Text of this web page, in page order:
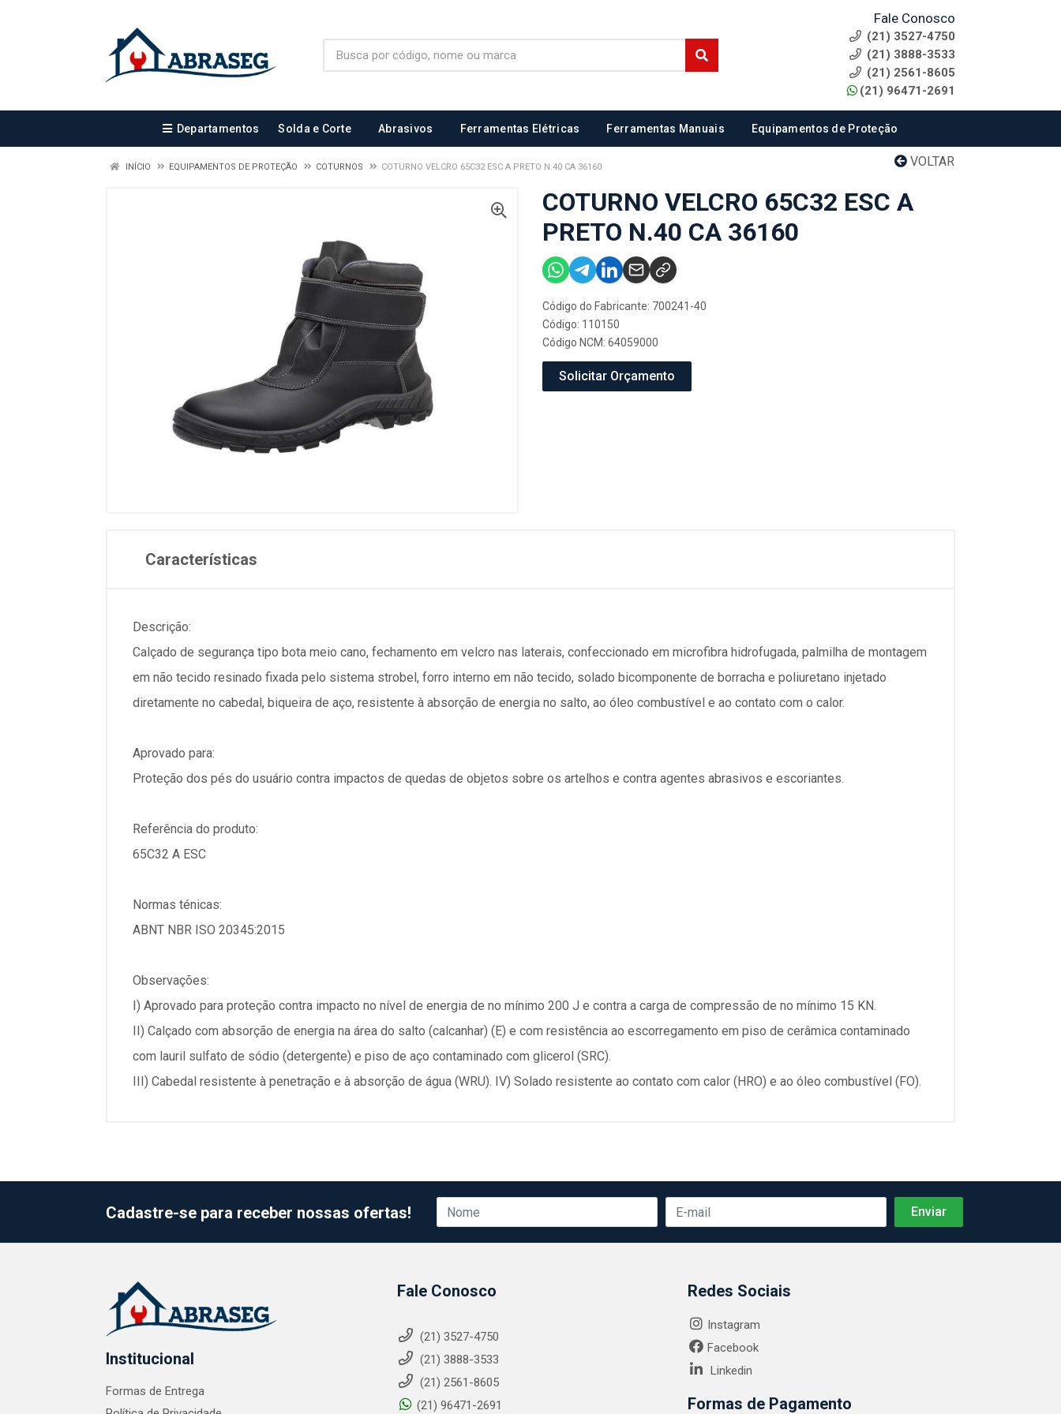
Fale Conosco
(21) 3527-4750
(21) 3888-3533
(21) 2561-8605
(21) 96471-2691
Departamentos Solda e Corte Abrasivos Ferramentas Elétricas Ferramentas Manuais Equipamentos de Proteção
VOLTAR
INÍCIO EQUIPAMENTOS DE PROTEÇÃO COTURNOS COTURNO VELCRO 65C32 ESC A PRETO N.40 CA 36160
COTURNO VELCRO 65C32 ESC A
PRETO N.40 CA 36160
Código do Fabricante: 700241-40
Código: 110150
Código NCM: 64059000
Solicitar Orçamento
Características
Descrição:
Calçado de segurança tipo bota meio cano, fechamento em velcro nas laterais, confeccionado em microfibra hidrofugada, palmilha de montagem
em não tecido resinado fixada pelo sistema strobel, forro interno em não tecido, solado bicomponente de borracha e poliuretano injetado
diretamente no cabedal, biqueira de aço, resistente à absorção de energia no salto, ao óleo combustível e ao contato com o calor.
Aprovado para:
Proteção dos pés do usuário contra impactos de quedas de objetos sobre os artelhos e contra agentes abrasivos e escoriantes.
Referência do produto:
65C32 A ESC
Normas ténicas:
ABNT NBR ISO 20345:2015
Observações:
I) Aprovado para proteção contra impacto no nível de energia de no mínimo 200 J e contra a carga de compressão de no mínimo 15 KN.
II) Calçado com absorção de energia na área do salto (calcanhar) (E) e com resistência ao escorregamento em piso de cerâmica contaminado
com lauril sulfato de sódio (detergente) e piso de aço contaminado com glicerol (SRC).
III) Cabedal resistente à penetração e à absorção de água (WRU). IV) Solado resistente ao contato com calor (HRO) e ao óleo combustível (FO).
Cadastre-se para receber nossas ofertas!
Institucional
Formas de Entrega
Fale Conosco
(21) 3527-4750
(21) 3888-3533
(21) 2561-8605
(21) 96471-2691
Redes Sociais
Instagram
Facebook
Linkedin
Formas de Pagamento